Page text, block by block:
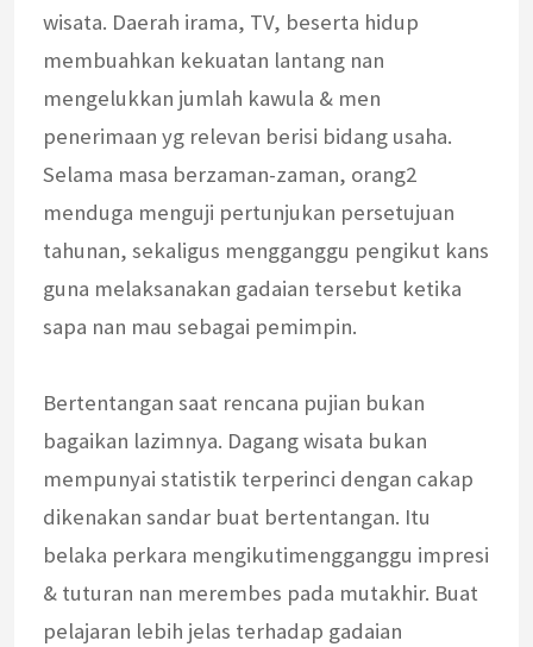
wisata. Daerah irama, TV, beserta hidup
membuahkan kekuatan lantang nan
mengelukkan jumlah kawula & men
penerimaan yg relevan berisi bidang usaha.
Selama masa berzaman-zaman, orang2
menduga menguji pertunjukan persetujuan
tahunan, sekaligus mengganggu pengikut kans
guna melaksanakan gadaian tersebut ketika
sapa nan mau sebagai pemimpin.
Bertentangan saat rencana pujian bukan
bagaikan lazimnya. Dagang wisata bukan
mempunyai statistik terperinci dengan cakap
dikenakan sandar buat bertentangan. Itu
belaka perkara mengikutimengganggu impresi
& tuturan nan merembes pada mutakhir. Buat
pelajaran lebih jelas terhadap gadaian